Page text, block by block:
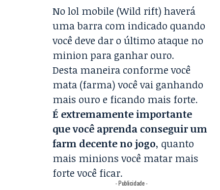
No lol mobile (Wild rift) haverá
uma barra com indicado quando
você deve dar o último ataque no
minion para ganhar ouro.
Desta maneira conforme você
mata (farma) você vai ganhando
mais ouro e ficando mais forte.
É extremamente importante
que você aprenda conseguir um
farm decente no jogo, quanto
mais minions você matar mais
forte você ficar.
- Publicidade -